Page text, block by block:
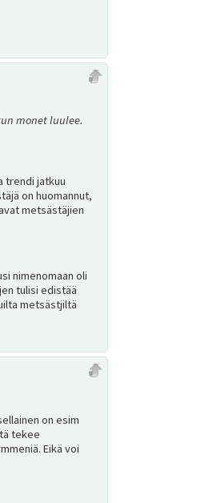
monet luulee.
trendi jatkuu
on huomannut,
metsästäjien
nimenomaan oli
tulisi edistää
metsästjiltä
on esim
tekee
Eikä voi